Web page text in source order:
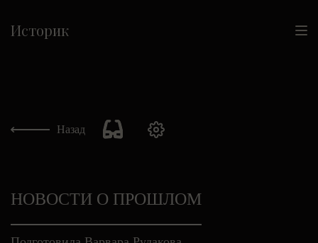
Историк
Назад
НОВОСТИ О ПРОШЛОМ